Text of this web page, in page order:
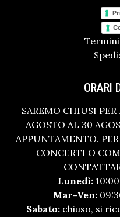
ORARI
SAREMO CHIUSI
AGOSTO AL 30
APPUNTAMENTO.
CONCERTI O
Lunedì:
Mar–Ven:
Sabato: chiuso, si